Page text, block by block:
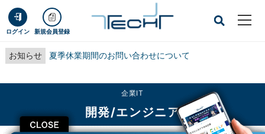
ログイン 新規会員登録
お知らせ 夏季休業期間のお問い合わせについて
CLOSE
企業IT
開発/エンジニア